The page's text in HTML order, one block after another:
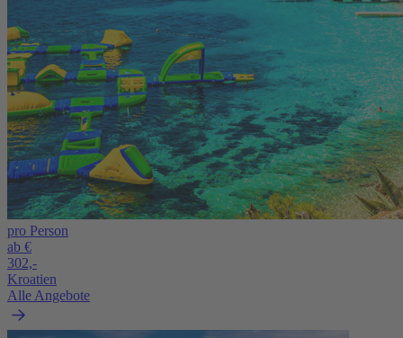
pro Person
ab €
302,-
Kroatien
Alle Angebote